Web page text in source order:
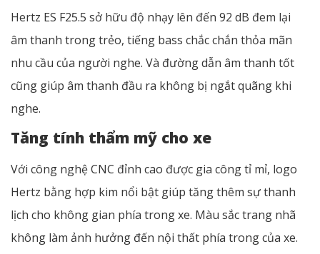
Hertz ES F25.5 sở hữu độ nhạy lên đến 92 dB đem lại
âm thanh trong trẻo, tiếng bass chắc chắn thỏa mãn
nhu cầu của người nghe. Và đường dẫn âm thanh tốt
cũng giúp âm thanh đầu ra không bị ngắt quãng khi
nghe.
Tăng tính thẩm mỹ cho xe
Với công nghệ CNC đỉnh cao được gia công tỉ mỉ, logo
Hertz bằng hợp kim nổi bật giúp tăng thêm sự thanh
lịch cho không gian phía trong xe. Màu sắc trang nhã
không làm ảnh hưởng đến nội thất phía trong của xe.